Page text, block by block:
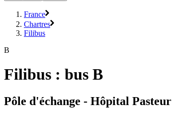
France
Chartres
Filibus
B
Filibus : bus B
Pôle d'échange - Hôpital Pasteur